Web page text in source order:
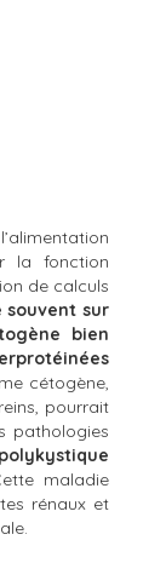
la fonction
de calculs
sur
bien
cétogène,
pourrait
pathologies
maladie
rénaux et